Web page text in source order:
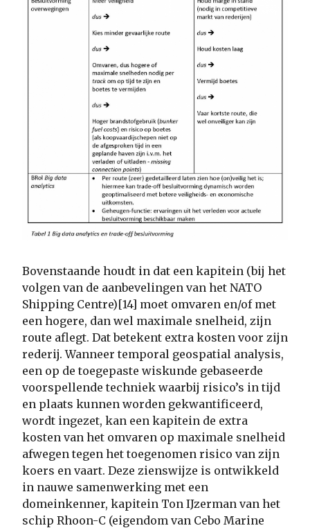
Bovenstaande houdt in dat een kapitein (bij het
volgen van de aanbevelingen van het NATO
Shipping Centre)[14] moet omvaren en/of met
een hogere, dan wel maximale snelheid, zijn
route aflegt. Dat betekent extra kosten voor zijn
rederij. Wanneer temporal geospatial analysis,
een op de toegepaste wiskunde gebaseerde
voorspellende techniek waarbij risico’s in tijd
en plaats kunnen worden gekwantificeerd,
wordt ingezet, kan een kapitein de extra
kosten van het omvaren op maximale snelheid
afwegen tegen het toegenomen risico van zijn
koers en vaart. Deze zienswijze is ontwikkeld
in nauwe samenwerking met een
domeinkenner, kapitein Ton IJzerman van het
schip Rhoon-C (eigendom van Cebo Marine